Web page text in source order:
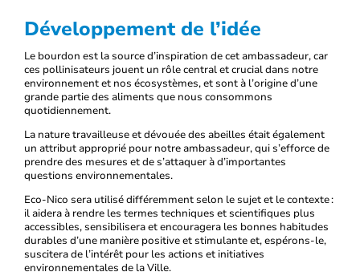
Développement de l’idée
Le bourdon est la source d’inspiration de cet ambassadeur, car
ces pollinisateurs jouent un rôle central et crucial dans notre
environnement et nos écosystèmes, et sont à l’origine d’une
grande partie des aliments que nous consommons
quotidiennement.
La nature travailleuse et dévouée des abeilles était également
un attribut approprié pour notre ambassadeur, qui s’efforce de
prendre des mesures et de s’attaquer à d’importantes
questions environnementales.
Eco-Nico sera utilisé différemment selon le sujet et le contexte :
il aidera à rendre les termes techniques et scientifiques plus
accessibles, sensibilisera et encouragera les bonnes habitudes
durables d’une manière positive et stimulante et, espérons-le,
suscitera de l’intérêt pour les actions et initiatives
environnementales de la Ville.